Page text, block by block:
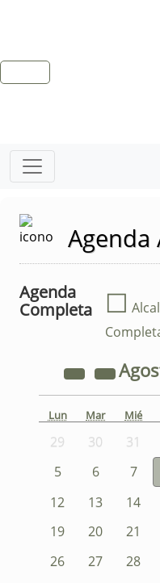
Agenda
Agenda
Completa
☐
Lun Mar Mié
29 30 31
5
6 7
12
13 14
19
20 21
26
27 28